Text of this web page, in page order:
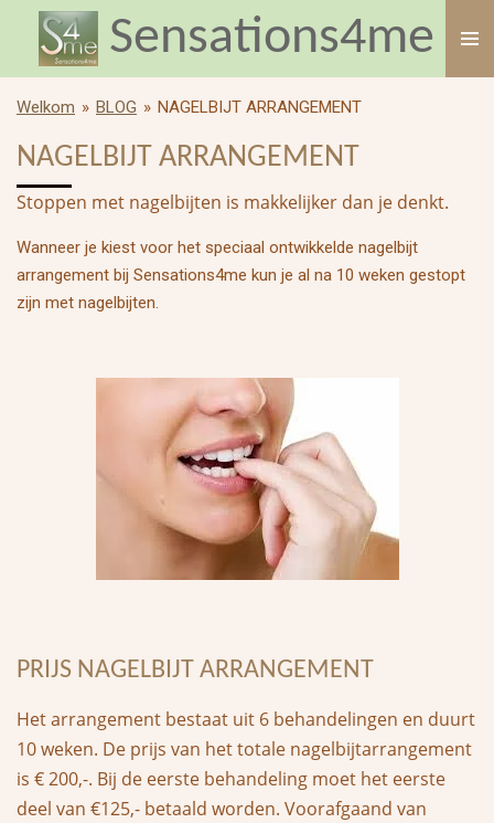
direct
naar
de
Sensations4me
Welkom » BLOG » NAGELBIJT ARRANGEMENT
NAGELBIJT ARRANGEMENT
Stoppen met nagelbijten is makkelijker dan je denkt.
Wanneer je kiest voor het speciaal ontwikkelde nagelbijt
arrangement bij Sensations4me kun je al na 10 weken gestopt
zijn met nagelbijten.
PRIJS NAGELBIJT ARRANGEMENT
Het arrangement bestaat uit 6 behandelingen en duurt
10 weken. De prijs van het totale nagelbijtarrangement
is € 200,-. Bij de eerste behandeling moet het eerste
deel van €125,- betaald worden. Voorafgaand van